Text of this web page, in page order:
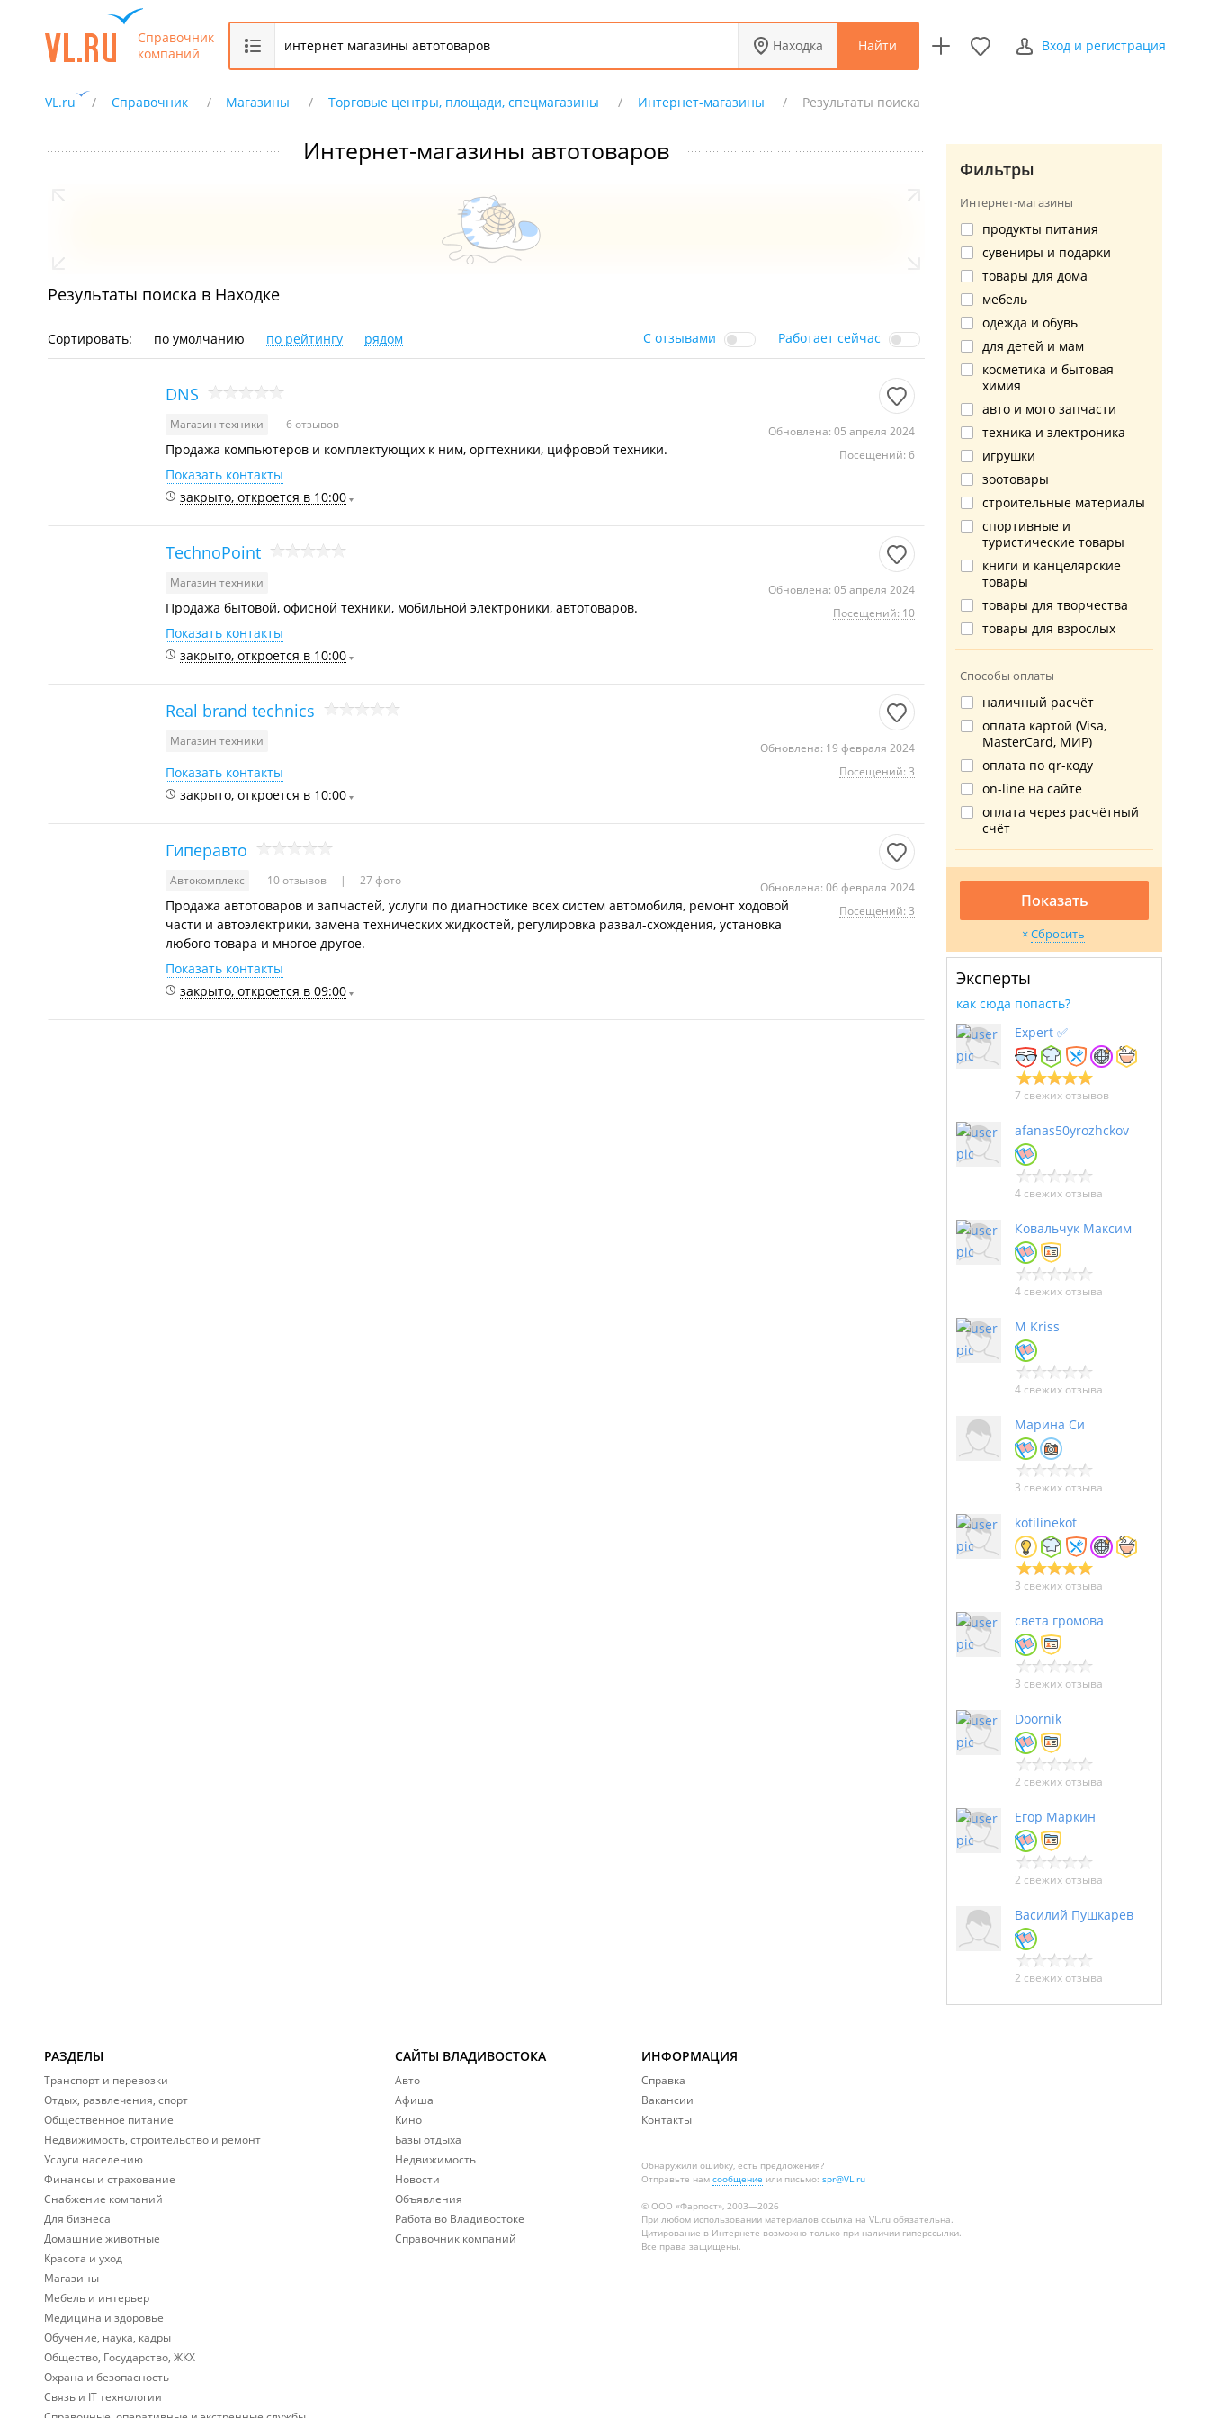
Справочник
компаний
Находка Найти Вход и регистрация
VL.ru Справочник Магазины Торговые центры, площади, спецмагазины Интернет-магазины Результаты поиска
Интернет-магазины автотоваров
Результаты поиска в Находке
Сортировать: по умолчанию по рейтингу рядом С отзывами Работает сейчас
DNS
Магазин техники 6 отзывов
Обновлена: 05 апреля 2024
Посещений: 6
Продажа компьютеров и комплектующих к ним, оргтехники, цифровой техники.
Показать контакты
закрыто, откроется в 10:00
TechnoPoint
Магазин техники
Обновлена: 05 апреля 2024
Посещений: 10
Продажа бытовой, офисной техники, мобильной электроники, автотоваров.
Показать контакты
закрыто, откроется в 10:00
Real brand technics
Магазин техники
Обновлена: 19 февраля 2024
Посещений: 3
Показать контакты
закрыто, откроется в 10:00
Гиперавто
Автокомплекс 10 отзывов 27 фото
Обновлена: 06 февраля 2024
Посещений: 3
Продажа автотоваров и запчастей, услуги по диагностике всех систем автомобиля, ремонт ходовой
части и автоэлектрики, замена технических жидкостей, регулировка развал-схождения, установка
любого товара и многое другое.
Показать контакты
закрыто, откроется в 09:00
Фильтры
Интернет-магазины
продукты питания
сувениры и подарки
товары для дома
мебель
одежда и обувь
для детей и мам
косметика и бытовая
химия
авто и мото запчасти
техника и электроника
игрушки
зоотовары
строительные материалы
спортивные и
туристические товары
книги и канцелярские
товары
товары для творчества
товары для взрослых
Способы оплаты
наличный расчёт
оплата картой (Visa,
MasterCard, МИР)
оплата по qr-коду
on-line на сайте
оплата через расчётный
счёт
Показать
Сбросить
Эксперты
как сюда попасть?
Expert ✅
7 свежих отзывов
afanas50yrozhckov
4 свежих отзыва
Ковальчук Максим
4 свежих отзыва
M Kriss
4 свежих отзыва
Марина Си
3 свежих отзыва
kotilinekot
3 свежих отзыва
света громова
3 свежих отзыва
Doornik
2 свежих отзыва
Егор Маркин
2 свежих отзыва
Василий Пушкарев
2 свежих отзыва
РАЗДЕЛЫ
Транспорт и перевозки
Отдых, развлечения, спорт
Общественное питание
Недвижимость, строительство и ремонт
Услуги населению
Финансы и страхование
Снабжение компаний
Для бизнеса
Домашние животные
Красота и уход
Магазины
Мебель и интерьер
Медицина и здоровье
Обучение, наука, кадры
Общество, Государство, ЖКХ
Охрана и безопасность
Связь и IT технологии
САЙТЫ ВЛАДИВОСТОКА
Авто
Афиша
Кино
Базы отдыха
Недвижимость
Новости
Объявления
Работа во Владивостоке
Справочник компаний
ИНФОРМАЦИЯ
Справка
Вакансии
Контакты
Обнаружили ошибку, есть предложения?
Отправьте нам сообщение или письмо: spr@VL.ru
© ООО «Фарпост», 2003—2026
При любом использовании материалов ссылка на VL.ru обязательна.
Цитирование в Интернете возможно только при наличии гиперссылки.
Все права защищены.